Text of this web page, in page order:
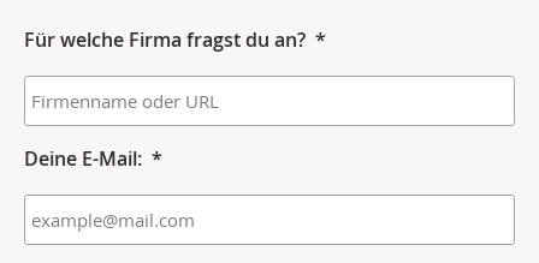
Für welche Firma fragst du an? *
Deine E-Mail: *